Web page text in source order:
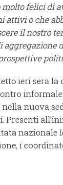
molto felici di
attivi o che
il nostro
aggregazione
ieri sera la
nuova
Presenti
nazionale
i